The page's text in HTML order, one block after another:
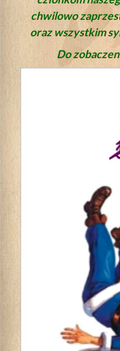
chwilowo
oraz wszystkim
Do